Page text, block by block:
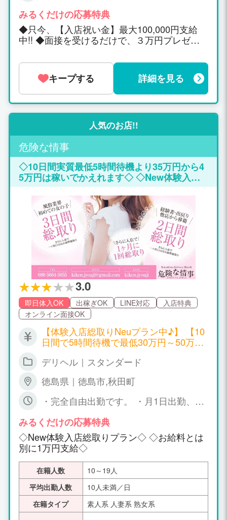
みるくだけの応募特典
◆只今、【入店祝い金】最大100,000円支給
中!! ◆面接を受けるだけで、３万円プレゼン
Ｏ ＧＲＯＵＰ】 カリスマブランド未経験育成
プログラムで稼げて スター候補生にもプロデ
ュース！１０代～２０代だから稼げるポイン
トとコツがある！ ＪＦＯ GROUPの築き上げ
た実績と戦略で新人さんにＮｏ１の高額報酬
を実現！★ 何時でも気軽に質問Ｏｋ！！ SNS
求人 ＩＤ carisuma.jp 求人専用メールアドレ
ス carisuma0401@docomo.ne.jp 求人専用ダ
イアル 090-4970-7017 未経験だとキツイ厳
しい講習や罰則があったり 新人期間１月位だ
け稼げてその後は、 マッタク。。。稼げな
い。 そんなことは、カリスマでは心配無用！
応募や質問は超簡単！ラインでも応募してま
す！ カリスマは、あなたが思うほど敷居は高
くありません！！ 稼げる新人特典待遇と給与
システムを用意！ スタッフが必ず出勤したく
なるような心地よい 環境を１番に心掛けてい
ることです！ アットホームで温かな優しいイ
メージで安心して悩まずに働いて頂けます！
★安心の保証制度も完備★ 気軽にお問い合わ
せをっ♪ 電話が苦手な女の子は、SNS、メー
ルでのお問い合わせで大丈夫です♪ 出勤して
も長時間待機、何時間も出勤したのに１～２
万円しか稼げない。 求人の内容と違うと言う
事は、ＪＦＯ ＧＲＯＵＰには存在しません。
キープする 詳細を見る
人気のお店!!
危険な情事
◇10日間実質最低5時間待機より35万円から4
5万円は稼いでかえれます◇ ◇New体験入店
総取りプラン◇ ◇嘘・偽りのない稼いで帰れ
る金額です◇ 初めまして♪ 只今、情事では四
国・関東・関西と都市・地方の全国から出稼
ぎ体験入店の女性の方々が求人情報を見て体
験入店及び体験入店が終わってもまた出稼ぎ
に来てくれてる状況です♪ 魅力的の事はもち
ろん10日間で最低35万円～50万円は稼いで帰
れることと、細かい規約、罰金、引かれもの
物などなく完全自由で伸び伸びと稼いで帰れ
ると満足されて帰っていただいてます♫ 短
期・期間限定でも体験入店される女性の方を
是非お待ちしております。 只今期間限定で、
お給料総取りキャンペーンをしていて稼げる
金額は10日間で出勤時間にもよりますが平均
最低35万円～50万円平均に稼いで帰れます♪
ここ最近では10日間体験入店が終わりまた数
日後に来られた女の子でタイミングがよく合
計20日間で70万円弱稼いで帰られました♫ 短
期間で稼ぎたい方とかには絶対的な自信をも
って嘘・偽りなどはないです♪ 素人の方、経
験者の方、両方に総取りプランをしています
なっていますので是非期間限定中に体験入店
する、しないに関係なく一度お問合せだけで
もお待ちしております♪ ※メールは中々きずか
ない場合がありますので、LINE＆電話の方が
早いです。 本当に稼ぎたい方・急な出費・支
払い等が必要な女性を募集しています♪ 必要
以上な収入を実感し、お持ち帰りくださいま
せ。 日々多忙で女の子が足りてない状況です
♫ 只今、期間限定で他店にはない嘘、偽りの
3.0
即日体入OK 出稼ぎOK LINE対応
入店特典
オンライン面接OK
【体験入店総取りNeuプラン中♪】 【10
日間で5時間待機で最低30万円～50万円
風俗業界を初めての女の子体験入店シス
希望の女性には超高収入♪ ◎10日間実質
最低5時間待機より30万円から50万円は
稼いでかえれます！！ ◎New入店で一ヶ
月に一回総取り！！ 『Newプラン↓↓
↓』 ◇体験入店10日間 (体験入店10日間
のうち、3日間はお給料は全額総取り) ◇
入店30日間 (入店30日間のうち、4日間
はお給料は全額総取り) ◇さらに入店で
一ヶ月に一回総取り♪ (例6時間待機の場
合) 〇初日 (女の子取り分)
・90分コース⇒21000円 ・60分コース⇒
15000円 ・120分コース⇒30000円 ・12
0分コース⇒30000円 合計96000円 〇2日
デリヘル｜スタンダード
徳島県｜徳島市,秋田町
・完全自由出勤です。 ・月1日出勤、1
お店からの出勤の強制、催促は一切あり
ません。 ・主婦・OLさん・大学生・ニ
ートの方の午前中のみの出勤なども大歓
迎です。 ・それぞれご自分の時間を有意
義に使ってお仕事してください。
みるくだけの応募特典
◇New体験入店総取りプラン◇ ◇お給料とは
別に1万円支給◇
在籍人数
10～19人
平均出勤人数
10人未満／日
在籍タイプ
素人系 人妻系 熟女系